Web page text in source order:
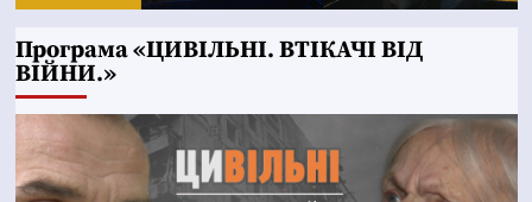
Програма «ЦИВІЛЬНІ. ВТІКАЧІ ВІД
ВІЙНИ.»